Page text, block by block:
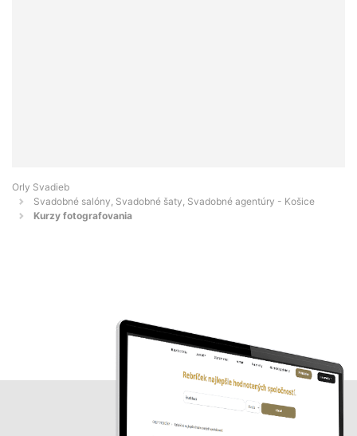
Orly Svadieb
Svadobné salóny, Svadobné šaty, Svadobné agentúry - Košice
Kurzy fotografovania